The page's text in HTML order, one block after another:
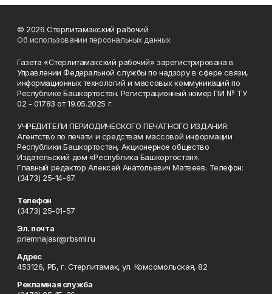
© 2026 Стерлитамакский рабочий
Об использовании персональных данных
Газета «Стерлитамакский рабочий» зарегистрирована в
Управлении Федеральной службы по надзору в сфере связи,
информационных технологий и массовых коммуникаций по
Республике Башкортостан. Регистрационный номер ПИ № ТУ
02 - 01783 от 19.05.2025 г.
УЧРЕДИТЕЛИ ПЕРИОДИЧЕСКОГО ПЕЧАТНОГО ИЗДАНИЯ:
Агентство по печати и средствам массовой информации
Республики Башкортостан, Акционерное общество
Издательский дом «Республика Башкортостан».
Главный редактор Алексей Анатольевич Матвеев. Телефон:
(3473) 25-14-67.
Телефон
(3473) 25-01-57
Эл. почта
priemnajasr@rbsmi.ru
Адрес
453126, РБ, г. Стерлитамак, ул. Комсомольская, 82
Рекламная служба